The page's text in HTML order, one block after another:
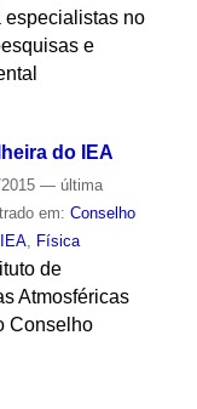
especialistas no
e
do IEA
— última
em: Conselho
IEA, Física
de
Atmosféricas
Conselho